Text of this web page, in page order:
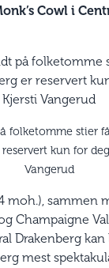
Cowl i
folketomme stier
kun for
Vangerud
moh.), sammen
Champaigne
Drakenberg
mest